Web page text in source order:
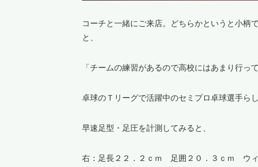
コーチと一緒にご来店。どちらかというと小柄
と、
「チームの練習があるので高校にはあまり行
卓球のＴリーグで活躍中のセミプロ卓球選手ら
早速足型・足圧を計測してみると、
右：足長２２．２ｃｍ 足囲２０．３ｃｍ ウ